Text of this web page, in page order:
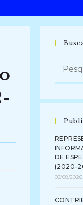
DE
(2020-
03/08/2026